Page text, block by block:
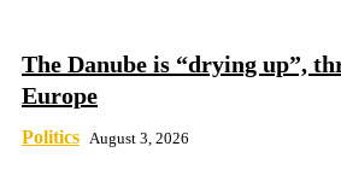
The Danube is “drying up”,
Europe
Politics August 3, 2026